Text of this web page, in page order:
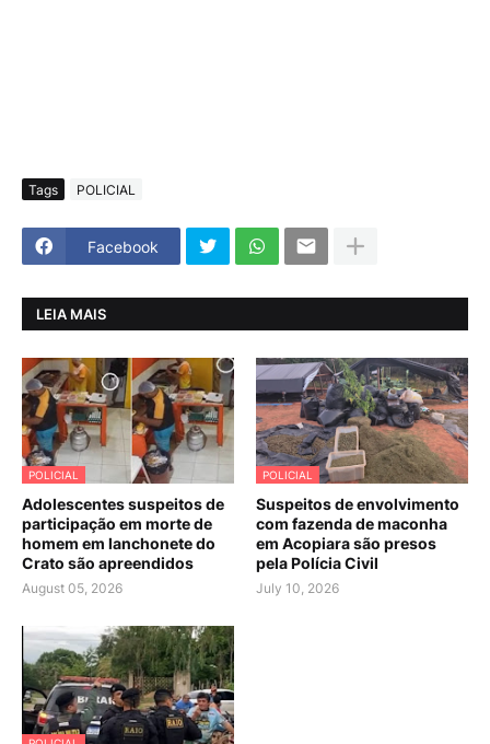
Tags POLICIAL
Facebook
LEIA MAIS
POLICIAL
Adolescentes suspeitos de
participação em morte de
homem em lanchonete do
Crato são apreendidos
August 05, 2026
POLICIAL
Suspeitos de envolvimento
com fazenda de maconha
em Acopiara são presos
pela Polícia Civil
July 10, 2026